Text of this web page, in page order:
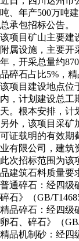
吨、年产500万吨
总承包招标公告。
该项目矿山主要建
附属设施，主要开
年，开采总量约
品碎石占比5%，精
该项目建设地点位
内，计划建设总工
天。根本安排，计
另外，该项目采矿
可证载明的有效期
业有限公司，建筑
此次招标范围为该
品建筑石料质量要
普通碎石：经四级
碎石》（GB/
精品碎石：经四级
卵石、碎石》（
精品机制砂：经四